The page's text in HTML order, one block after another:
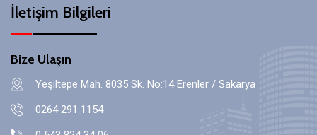
İletişim Bilgileri
Bize Ulaşın
Yeşiltepe Mah. 8035 Sk. No:14 Erenler / Sakarya
0264 291 1154